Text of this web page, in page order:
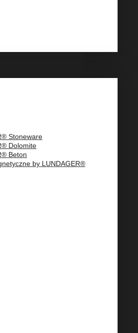
Stoneware
Dolomite
Beton
by LUNDAGER®